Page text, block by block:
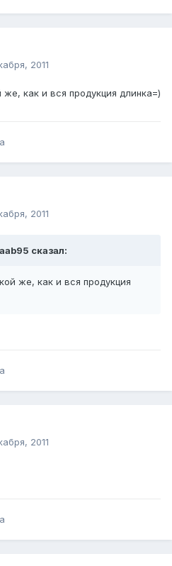
2011
же, как и вся продукция длинка=)
2011
сказал:
же, как и вся продукция
2011